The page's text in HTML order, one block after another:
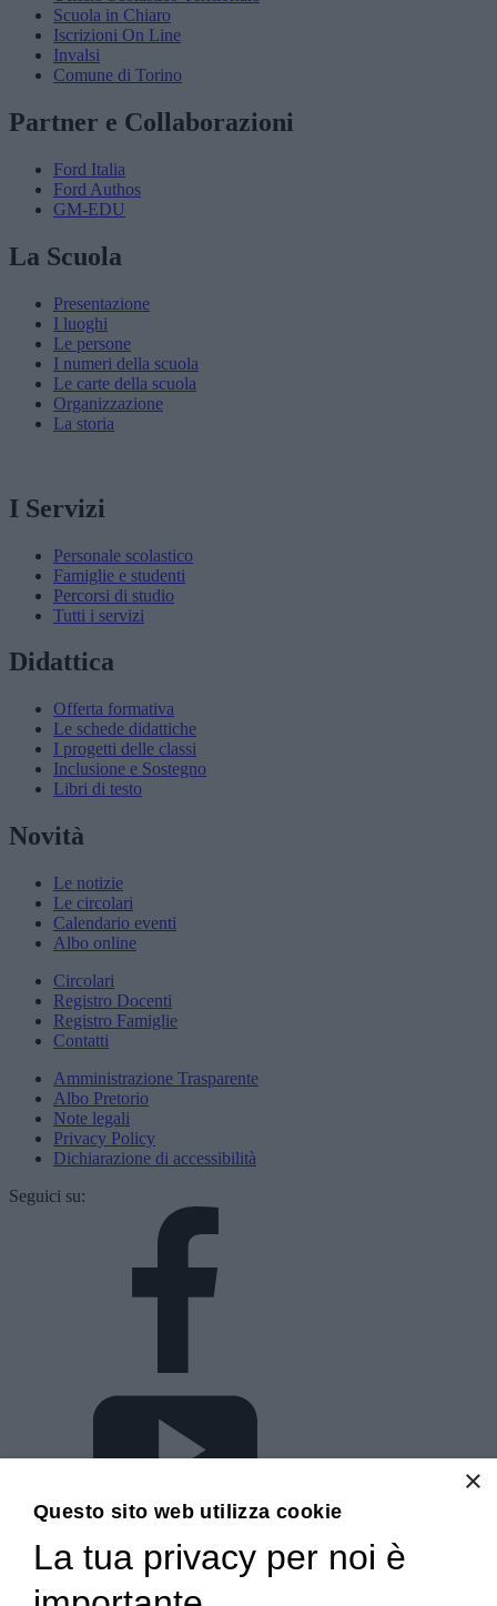
Scuola in Chiaro
Iscrizioni On Line
Invalsi
Comune di Torino
Partner e Collaborazioni
Ford Italia
Ford Authos
GM-EDU
La Scuola
Presentazione
I luoghi
Le persone
I numeri della scuola
Le carte della scuola
Organizzazione
La storia
I Servizi
Personale scolastico
Famiglie e studenti
Percorsi di studio
Tutti i servizi
Didattica
Offerta formativa
Le schede didattiche
I progetti delle classi
Inclusione e Sostegno
Libri di testo
Novità
Le notizie
Le circolari
Calendario eventi
Albo online
Circolari
Registro Docenti
Registro Famiglie
Contatti
Amministrazione Trasparente
Albo Pretorio
Note legali
Privacy Policy
Dichiarazione di accessibilità
Seguici su:
×
Questo sito web utilizza cookie
La tua privacy per noi è